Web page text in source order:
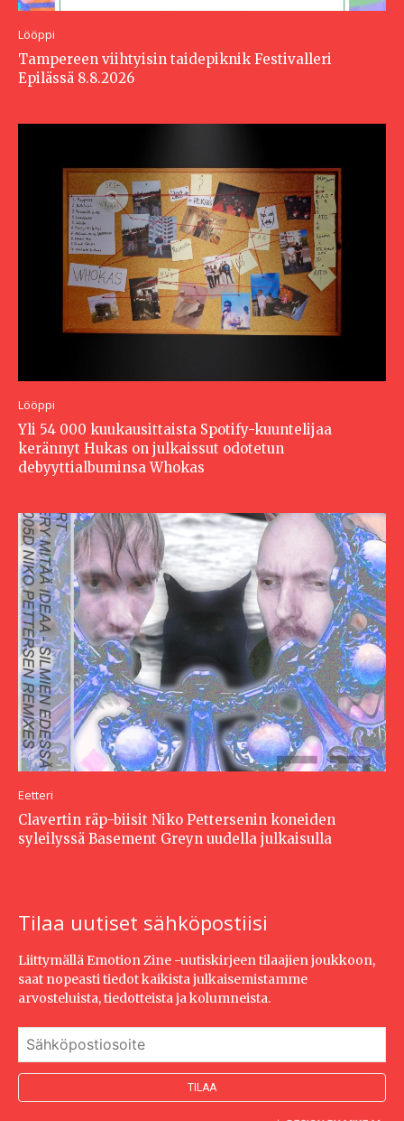
Lööppi
Tampereen viihtyisin taidepiknik Festivalleri
Epilässä 8.8.2026
Lööppi
Yli 54 000 kuukausittaista Spotify-kuuntelijaa
kerännyt Hukas on julkaissut odotetun
debyyttialbuminsa Whokas
Eetteri
Clavertin räp-biisit Niko Pettersenin koneiden
syleilyssä Basement Greyn uudella julkaisulla
Tilaa uutiset sähköpostiisi
Liittymällä Emotion Zine -uutiskirjeen tilaajien joukkoon,
saat nopeasti tiedot kaikista julkaisemistamme
arvosteluista, tiedotteista ja kolumneista.